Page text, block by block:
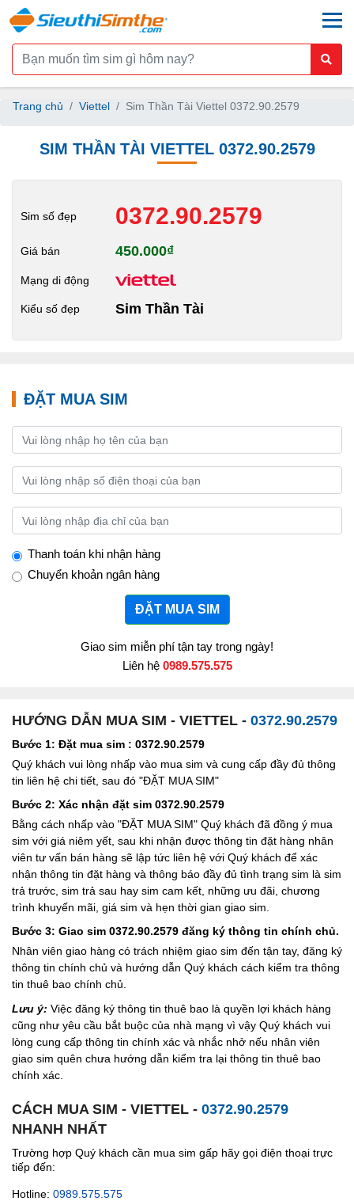
Trang chủ Viettel Sim Thần Tài Viettel 0372.90.2579
SIM THẦN TÀI VIETTEL 0372.90.2579
Sim số đẹp 0372.90.2579
Giá bán 450.000₫
Mạng di động
Kiểu số đẹp Sim Thần Tài
ĐẶT MUA SIM
Thanh toán khi nhận hàng
Chuyển khoản ngân hàng
ĐẶT MUA SIM
Giao sim miễn phí tận tay trong ngày!
Liên hệ 0989.575.575
HƯỚNG DẪN MUA SIM - VIETTEL - 0372.90.2579
Bước 1: Đặt mua sim : 0372.90.2579
Quý khách vui lòng nhấp vào mua sim và cung cấp đầy đủ thông
tin liên hệ chi tiết, sau đó "ĐẶT MUA SIM"
Bước 2: Xác nhận đặt sim 0372.90.2579
Bằng cách nhấp vào "ĐẶT MUA SIM" Quý khách đã đồng ý mua
sim với giá niêm yết, sau khi nhận được thông tin đặt hàng nhân
viên tư vấn bán hàng sẽ lập tức liên hệ với Quý khách để xác
nhận thông tin đặt hàng và thông báo đầy đủ tình trạng sim là sim
trả trước, sim trả sau hay sim cam kết, những ưu đãi, chương
trình khuyến mãi, giá sim và hẹn thời gian giao sim.
Bước 3: Giao sim 0372.90.2579 đăng ký thông tin chính chủ.
Nhân viên giao hàng có trách nhiệm giao sim đến tận tay, đăng ký
thông tin chính chủ và hướng dẫn Quý khách cách kiểm tra thông
tin thuê bao chính chủ.
Lưu ý: Việc đăng ký thông tin thuê bao là quyền lợi khách hàng
cũng như yêu cầu bắt buộc của nhà mạng vì vậy Quý khách vui
lòng cung cấp thông tin chính xác và nhắc nhở nếu nhân viên
giao sim quên chưa hướng dẫn kiểm tra lại thông tin thuê bao
chính xác.
CÁCH MUA SIM - VIETTEL - 0372.90.2579
NHANH NHẤT
Trường hợp Quý khách cần mua sim gấp hãy gọi điện thoại trực
tiếp đến:
Hotline: 0989.575.575